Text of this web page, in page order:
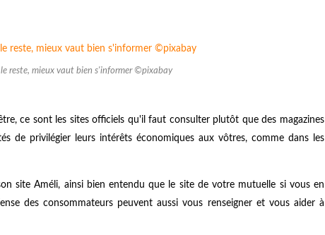
reste, mieux vaut bien s'informer ©pixabay
ce sont les sites officiels qu'il faut consulter plutôt que des magazines
de privilégier leurs intérêts économiques aux vôtres, comme dans les
site Améli, ainsi bien entendu que le site de votre mutuelle si vous en
des consommateurs peuvent aussi vous renseigner et vous aider à